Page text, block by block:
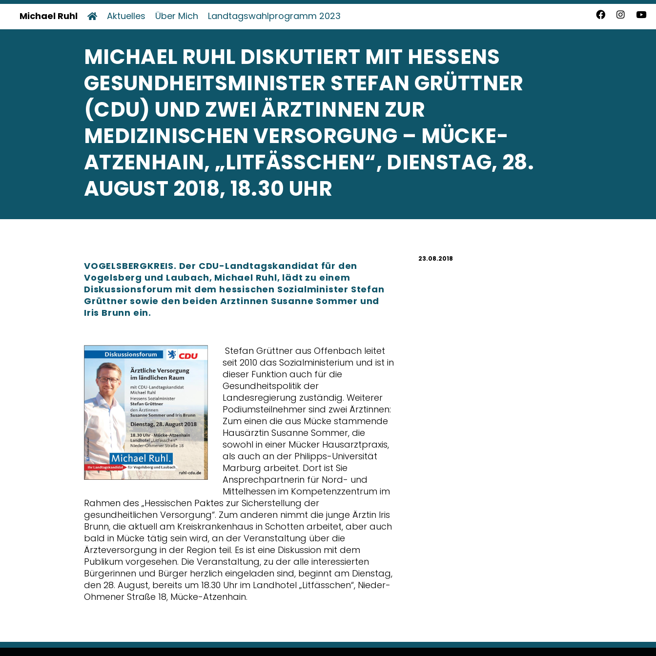
Michael Ruhl Aktuelles Über Mich Landtagswahlprogramm 2023
MICHAEL RUHL DISKUTIERT MIT HESSENS
GESUNDHEITSMINISTER STEFAN GRÜTTNER
(CDU) UND ZWEI ÄRZTINNEN ZUR
MEDIZINISCHEN VERSORGUNG – MÜCKE-
ATZENHAIN, „LITFÄSSCHEN“, DIENSTAG, 28. A
UGUST 2018, 18.30 UHR
VOGELSBERGKREIS. Der CDU-Landtagskandidat für den
Vogelsberg und Laubach, Michael Ruhl, lädt zu einem
Diskussionsforum mit dem hessischen Sozialminister Stefan
Grüttner sowie den beiden Arztinnen Susanne Sommer und
Iris Brunn ein.
Stefan Grüttner aus Offenbach leitet
seit 2010 das Sozialministerium und ist in
dieser Funktion auch für die
Gesundheitspolitik der
Landesregierung zuständig. Weiterer
Podiumsteilnehmer sind zwei Ärztinnen:
Zum einen die aus Mücke stammende
Hausärztin Susanne Sommer, die
sowohl in einer Mücker Hausarztpraxis,
als auch an der Philipps-Universität
Marburg arbeitet. Dort ist Sie
Ansprechpartnerin für Nord- und
Mittelhessen im Kompetenzzentrum im
Rahmen des „Hessischen Paktes zur Sicherstellung der
gesundheitlichen Versorgung“. Zum anderen nimmt die junge Ärztin Iris
Brunn, die aktuell am Kreiskrankenhaus in Schotten arbeitet, aber auch
bald in Mücke tätig sein wird, an der Veranstaltung über die
Ärzteversorgung in der Region teil. Es ist eine Diskussion mit dem
Publikum vorgesehen. Die Veranstaltung, zu der alle interessierten
Bürgerinnen und Bürger herzlich eingeladen sind, beginnt am Dienstag,
den 28. August, bereits um 18.30 Uhr im Landhotel „Litfässchen“, Nieder-
Ohmener Straße 18, Mücke-Atzenhain.
23.08.2018